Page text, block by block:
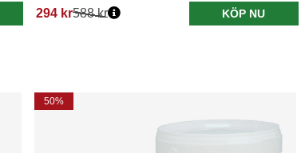
294 kr588 kr KÖP NU
50%